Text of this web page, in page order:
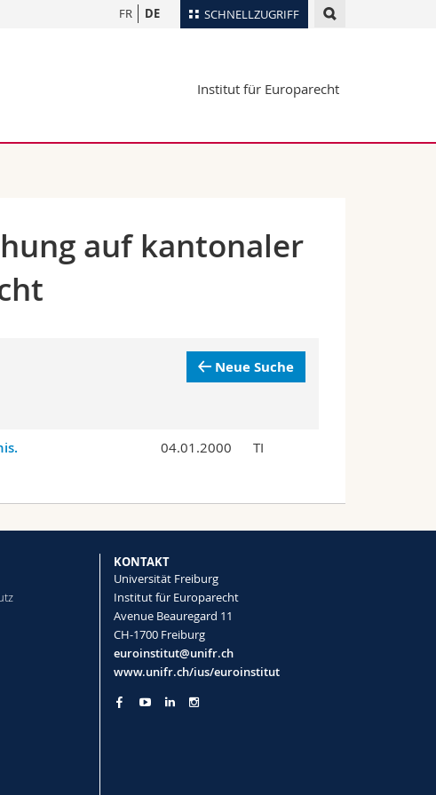
SCHNELLZUGRIFF
Ortsplan
Webmail
FR DE
Institut für Europarecht
auf kantonaler
Neue Suche
04.01.2000 TI
KONTAKT
Universität Freiburg
Institut für Europarecht
Avenue Beauregard 11
CH-1700 Freiburg
euroinstitut@unifr.ch
www.unifr.ch/ius/euroinstitut